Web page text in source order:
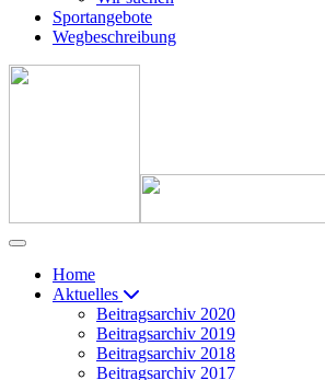
Sportangebote
Wegbeschreibung
Home
Aktuelles
Beitragsarchiv 2020
Beitragsarchiv 2019
Beitragsarchiv 2018
Beitragsarchiv 2017